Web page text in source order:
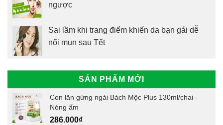
ngược
Sai lầm khi trang điểm khiến da bạn gái dễ
nổi mụn sau Tết
SẢN PHẨM MỚI
Con lăn gừng ngải Bách Mộc Plus 130ml/chai -
Nóng ấm
286.000₫